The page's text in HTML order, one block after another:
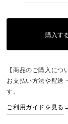
購入す
【商品のご購入につ
お支払い方法や配送
す。
ご利用ガイドを見る